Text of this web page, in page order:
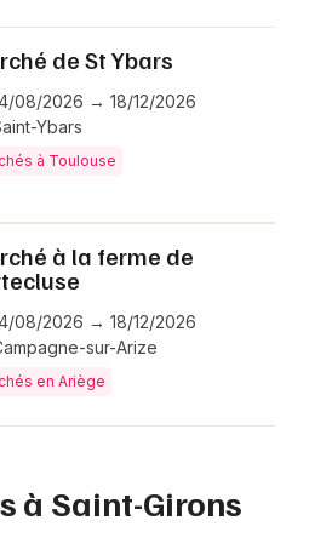
de St Ybars
08/2026 → 18/12/2026
Ybars
à Toulouse
à la ferme de
08/2026 → 18/12/2026
sur-Arize
en Ariège
à Saint-Girons